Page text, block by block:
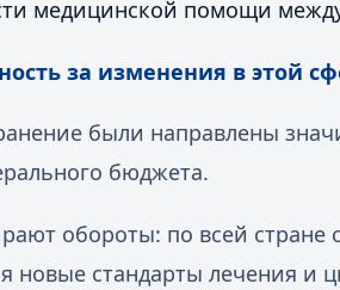
медицинской помощи
за изменения в этой
были направлены
бюджета.
обороты: по всей стране
стандарты лечения и